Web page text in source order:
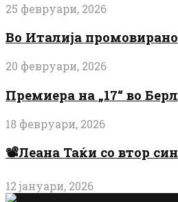
25 февруари, 2026
Во Италија
20 февруари, 2026
Премиера на „17“ во
18 февруари, 2026
📽️Леана Таќи со втор
12 јануари, 2026